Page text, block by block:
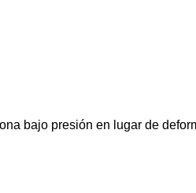
bajo presión en lugar de